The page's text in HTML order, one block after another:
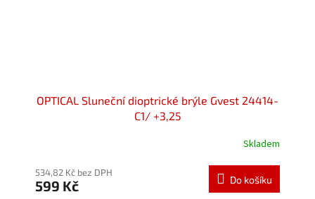
OPTICAL Sluneční dioptrické brýle Gvest 24414-
C1/ +3,25
Skladem
534,82 Kč bez DPH
599 Kč Do košíku